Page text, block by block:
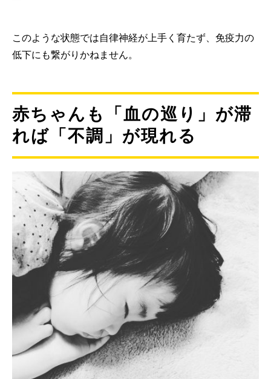
このような状態では自律神経が上手く育たず、免疫力の
低下にも繋がりかねません。
赤ちゃんも「血の巡り」が滞
れば「不調」が現れる